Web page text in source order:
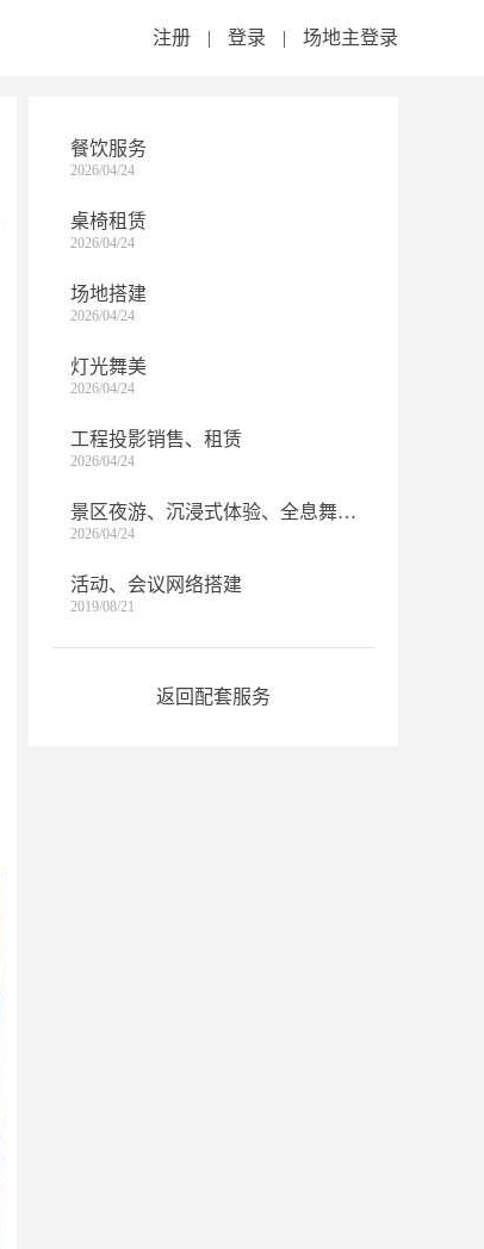
注册 | 登录 | 场地主登录
餐饮服务
2026/04/24
桌椅租赁
2026/04/24
场地搭建
2026/04/24
灯光舞美
2026/04/24
工程投影销售、租赁
2026/04/24
景区夜游、沉浸式体验、全息舞台、MR、AR、裸眼3D
2026/04/24
活动、会议网络搭建
2019/08/21
返回配套服务